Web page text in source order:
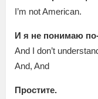
I’m not American.
И я не понимаю
And I don’t
And, And
Простите.